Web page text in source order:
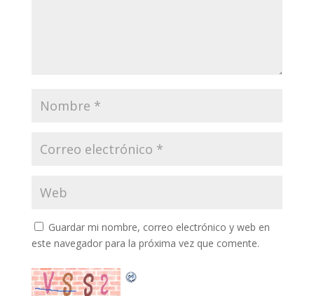
Guardar mi nombre, correo electrónico y web en
este navegador para la próxima vez que comente.